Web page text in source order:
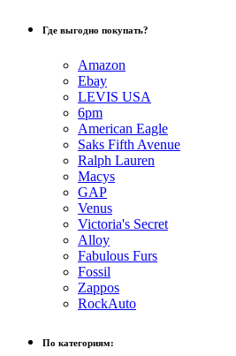
Где выгодно покупать?
Amazon
Ebay
LEVIS USA
6pm
American Eagle
Saks Fifth Avenue
Ralph Lauren
Macys
GAP
Venus
Victoria's Secret
Alloy
Fabulous Furs
Fossil
Zappos
RockAuto
По категориям: